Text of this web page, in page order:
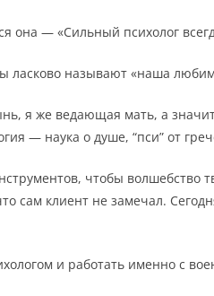
она — «Сильный психолог
ласково называют «наша
я же ведающая мать, а
— наука о душе, “пси” от
чтобы волшебство
сам клиент не замечал.
и работать именно с